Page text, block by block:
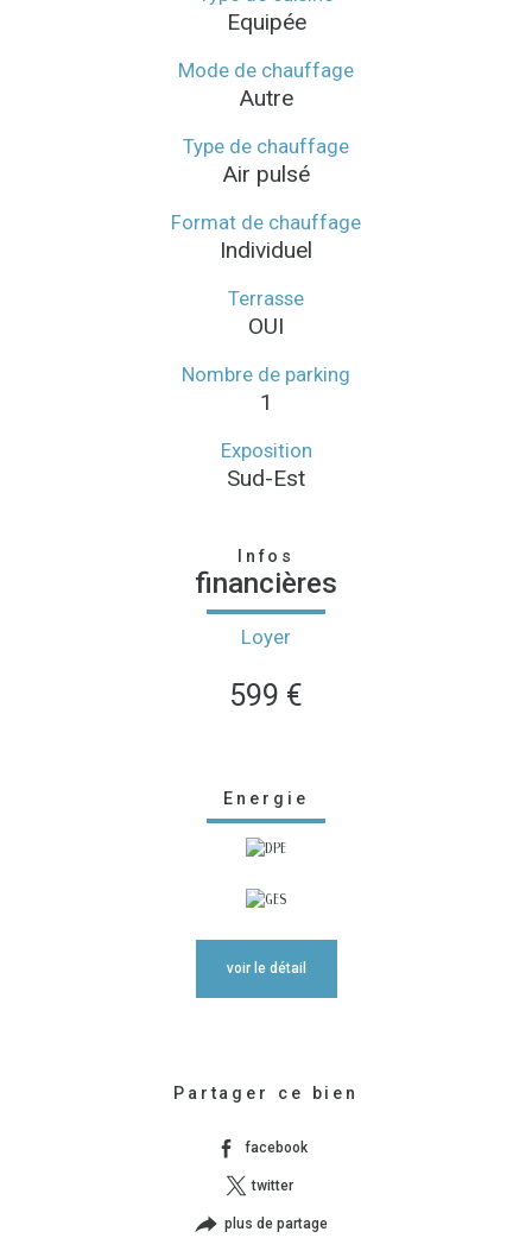
Equipée
Mode de chauffage
Autre
Type de chauffage
Air pulsé
Format de chauffage
Individuel
Terrasse
OUI
Nombre de parking
1
Exposition
Sud-Est
Infos
financières
Loyer
599 €
Energie
voir le détail
Partager ce bien
facebook
twitter
plus de partage